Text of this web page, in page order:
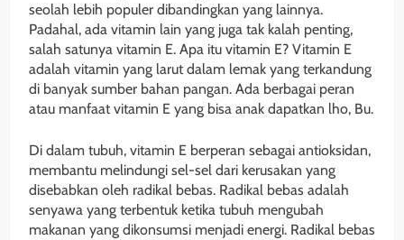
seolah lebih populer dibandingkan yang lainnya.
Padahal, ada vitamin lain yang juga tak kalah penting,
salah satunya vitamin E. Apa itu vitamin E? Vitamin E
adalah vitamin yang larut dalam lemak yang terkandung
di banyak sumber bahan pangan. Ada berbagai peran
atau manfaat vitamin E yang bisa anak dapatkan lho, Bu.
Di dalam tubuh, vitamin E berperan sebagai antioksidan,
membantu melindungi sel-sel dari kerusakan yang
disebabkan oleh radikal bebas. Radikal bebas adalah
senyawa yang terbentuk ketika tubuh mengubah
makanan yang dikonsumsi menjadi energi. Radikal bebas